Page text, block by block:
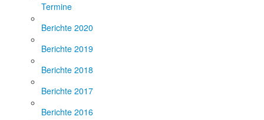
Termine
Berichte 2020
Berichte 2019
Berichte 2018
Berichte 2017
Berichte 2016